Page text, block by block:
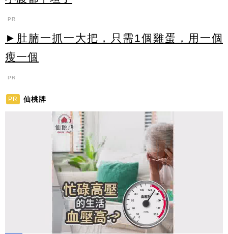
PR
►肚腩一抓一大把，只需1個雞蛋，用一個
瘦一個
PR
PR 仙桃牌